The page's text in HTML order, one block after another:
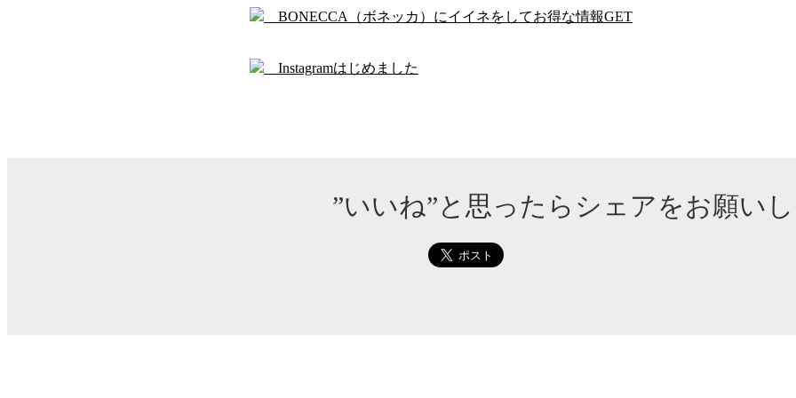
BONECCA（ボネッカ）にイイネをしてお得な情報GET
Instagramはじめました
”いいね”と思ったらシェアをお願い